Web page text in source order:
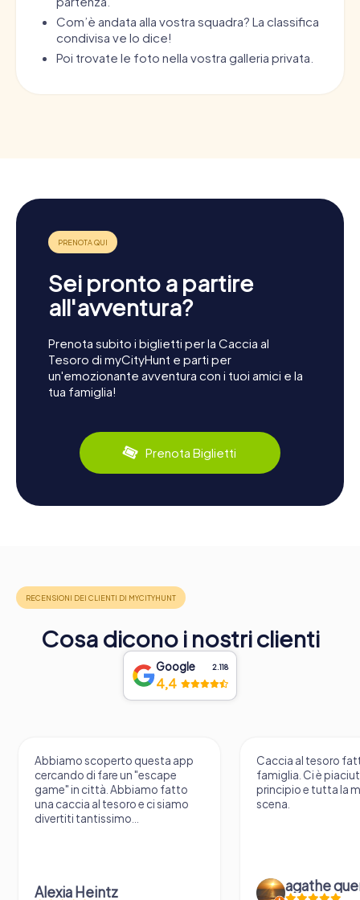
Com’è andata alla vostra squadra? La classifica
condivisa ve lo dice!
Poi trovate le foto nella vostra galleria privata.
Sei pronto a partire
all'avventura?
Prenota subito i biglietti per la Caccia al
Tesoro di myCityHunt e parti per
un'emozionante avventura con i tuoi amici e la
tua famiglia!
Prenota Biglietti
Cosa dicono i nostri clienti
Google 2.118
4,4
Abbiamo scoperto questa app
cercando di fare un "escape
game" in città. Abbiamo fatto
una caccia al tesoro e ci siamo
divertiti tantissimo...
Alexia Heintz
Caccia al tesoro
famiglia. Ci è
principio e tutta la
scena.
agathe